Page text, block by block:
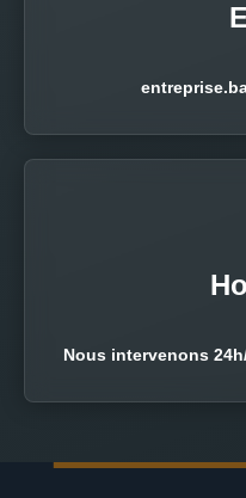
Nous intervenons